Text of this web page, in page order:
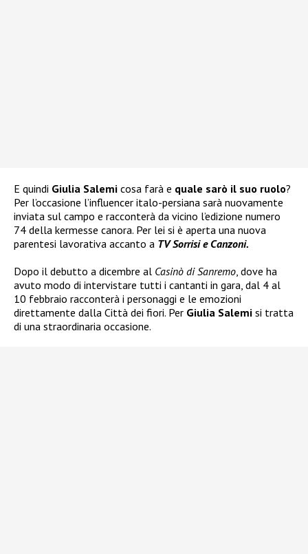
E quindi Giulia Salemi cosa farà e quale sarò il suo ruolo?
Per l’occasione l’influencer italo-persiana sarà nuovamente
inviata sul campo e racconterà da vicino l’edizione numero
74 della kermesse canora. Per lei si è aperta una nuova
parentesi lavorativa accanto a TV Sorrisi e Canzoni.
Dopo il debutto a dicembre al Casinò di Sanremo, dove ha
avuto modo di intervistare tutti i cantanti in gara, dal 4 al
10 febbraio racconterà i personaggi e le emozioni
direttamente dalla Città dei fiori. Per Giulia Salemi si tratta
di una straordinaria occasione.